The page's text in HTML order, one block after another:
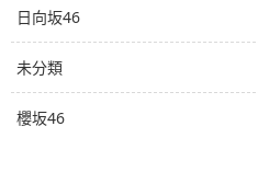
日向坂46
未分類
櫻坂46